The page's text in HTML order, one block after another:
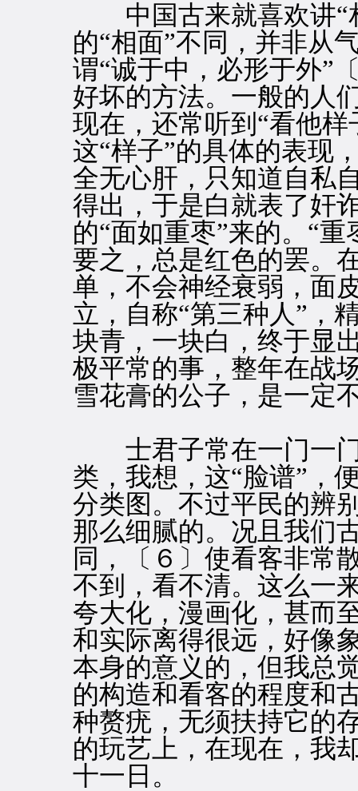
中国古来就喜欢讲“
的“相面”不同，并非从
谓“诚于中，必形于外”
好坏的方法。一般的人
现在，还常听到“看他
这“样子”的具体的表现
全无心肝，只知道自私
得出，于是白就表了奸
的“面如重枣”来的。“
要之，总是红色的罢。
单，不会神经衰弱，面
立，自称“第三种人”，
块青，一块白，终于显
极平常的事，整年在战
雪花膏的公子，是一定
士君子常在一门一门
类，我想，这“脸谱”，
分类图。不过平民的辨
那么细腻的。况且我们
同，〔６〕使看客非常
不到，看不清。这么一
夸大化，漫画化，甚而
和实际离得很远，好像
本身的意义的，但我总
的构造和看客的程度和
种赘疣，无须扶持它的
的玩艺上，在现在，我
十一日。